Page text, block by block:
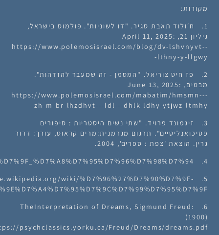
מקורות:
1. ח׳ולוד תאבת סגיר. "דו לשוניות". פולמוס בישראל,
גיליון 21, April 11, 2025:
https://www.polemosisrael.com/blog/dv-lshvnyvt--
-lthny-y-llgwy
2. פז חיט צוריאל. "המסמן - זה שמעבר להזדהות".
מבטים, June 13, 2025:
https://www.polemosisrael.com/mabatim/hmsmn---
zh-m-br-lhzdhvt---ldl---dhlk-ldhy-ytjwz-ltmhy
3. זיגמונד פרויד. "שתי נשים היסטריות : סיפורים
פסיכואנליטיים". תרגום מגרמנית:מרים קראוס, עורך: דרור
גרין. הוצאת 'צפת : ספרים', 2004.
4. https://he.wikipedia.org/wiki/%D7%90%D7%91%D7%9F_%D7%A8%D7%95%D7%96%D7%98%D7%94
wiki/%D7%96%27%D7%90%D7%9F-
6. :TheInterpretation of Dreams, Sigmund Freud
(1900)
psychclassics.yorku.ca/Freud/Dreams/dreams.pdf